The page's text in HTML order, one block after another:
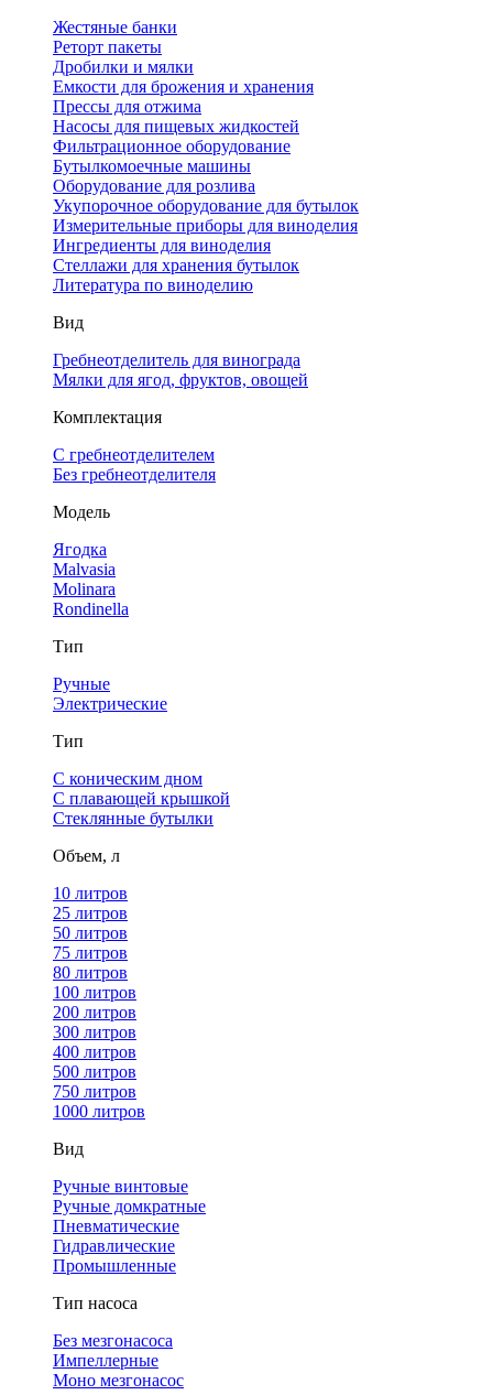
Жестяные банки
Реторт пакеты
Дробилки и мялки
Емкости для брожения и хранения
Прессы для отжима
Насосы для пищевых жидкостей
Фильтрационное оборудование
Бутылкомоечные машины
Оборудование для розлива
Укупорочное оборудование для бутылок
Измерительные приборы для виноделия
Ингредиенты для виноделия
Стеллажи для хранения бутылок
Литература по виноделию
Вид
Гребнеотделитель для винограда
Мялки для ягод, фруктов, овощей
Комплектация
С гребнеотделителем
Без гребнеотделителя
Модель
Ягодка
Malvasia
Molinara
Rondinella
Тип
Ручные
Электрические
Тип
С коническим дном
С плавающей крышкой
Стеклянные бутылки
Объем, л
10 литров
25 литров
50 литров
75 литров
80 литров
100 литров
200 литров
300 литров
400 литров
500 литров
750 литров
1000 литров
Вид
Ручные винтовые
Ручные домкратные
Пневматические
Гидравлические
Промышленные
Тип насоса
Без мезгонасоса
Импеллерные
Моно мезгонасос